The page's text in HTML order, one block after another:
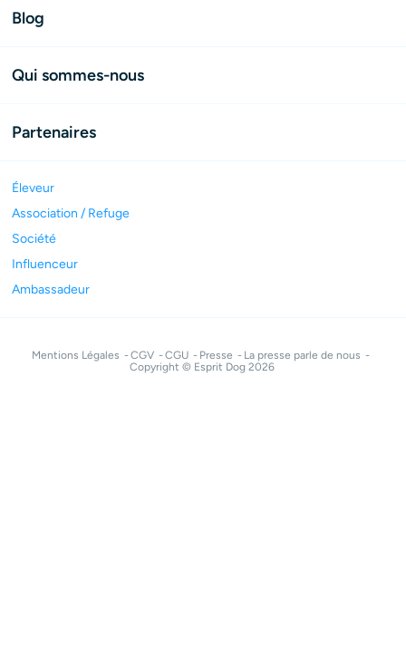
Blog
Qui sommes-nous
Partenaires
Éleveur
Association / Refuge
Société
Influenceur
Ambassadeur
Mentions Légales CGV CGU Presse
La presse parle de nous
Copyright © Esprit Dog 2026